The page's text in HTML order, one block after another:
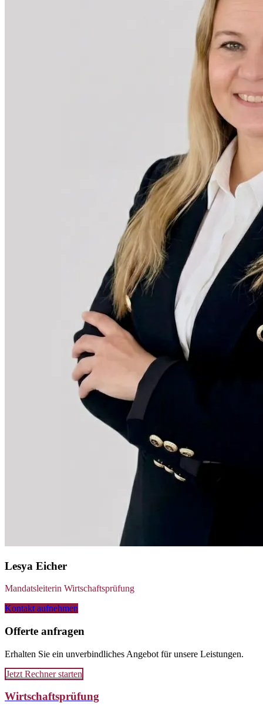
Lesya Eicher
Mandatsleiterin Wirtschaftsprüfung
Kontakt aufnehmen
Offerte anfragen
Erhalten Sie ein unverbindliches Angebot für unsere Leistungen.
Jetzt Rechner starten
Wirtschaftsprüfung